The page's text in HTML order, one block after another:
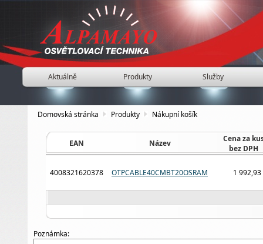
Aktuálně Produkty Služby
Domovská stránka Produkty Nákupní košík
EAN Název
Cena za
bez DPH
4008321620378 OTPCABLE40CMBT20OSRAM 1 992,93
Poznámka: